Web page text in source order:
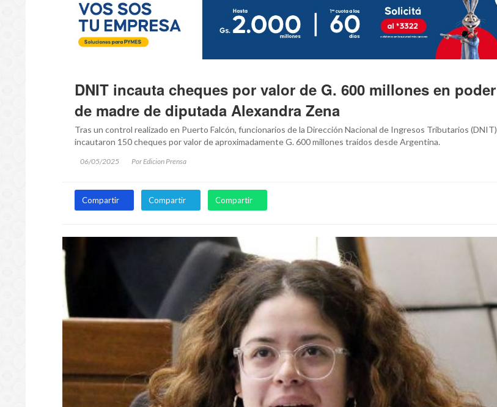
DNIT incauta cheques por valor de G. 600 millones en poder
de madre de diputada Alexandra Zena
Tras un control realizado en Puerto Falcón, funcionarios de la Dirección Nacional de Ingresos Tributarios (DNIT)
incautaron 150 cheques por valor de aproximadamente G. 600 millones traídos desde Argentina.
06/05/2025 Por Edicion Prensa
Compartir Compartir Compartir